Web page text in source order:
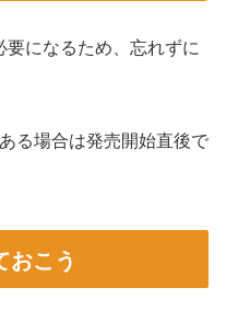
になるため、忘れずに
る場合は発売開始直後で
おこう